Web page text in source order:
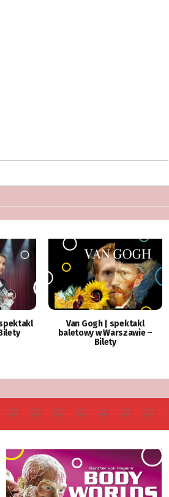
Van Gogh | spektakl
baletowy w Warszawie –
Bilety